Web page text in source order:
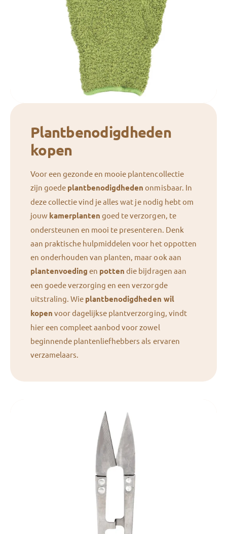
Plantbenodigdheden
kopen
Voor een gezonde en mooie plantencollectie
zijn goede plantbenodigdheden onmisbaar. In
deze collectie vind je alles wat je nodig hebt om
jouw kamerplanten goed te verzorgen, te
ondersteunen en mooi te presenteren. Denk
aan praktische hulpmiddelen voor het oppotten
en onderhouden van planten, maar ook aan
plantenvoeding en potten die bijdragen aan
een goede verzorging en een verzorgde
uitstraling. Wie plantbenodigdheden wil
kopen voor dagelijkse plantverzorging, vindt
hier een compleet aanbod voor zowel
beginnende plantenliefhebbers als ervaren
verzamelaars.